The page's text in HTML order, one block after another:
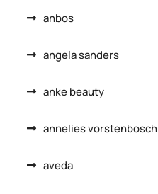
anbos
angela sanders
anke beauty
annelies vorstenbosch
aveda